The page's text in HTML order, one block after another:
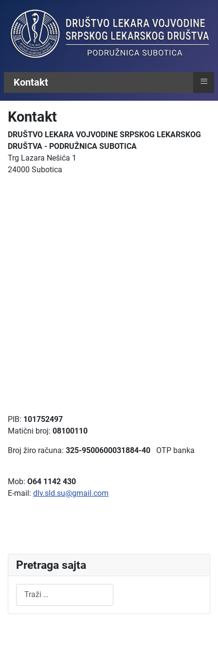
Kontakt ≡
Kontakt
DRUŠTVO LEKARA VOJVODINE SRPSKOG LEKARSKOG
DRUŠTVA - PODRUŽNICA SUBOTICA
Trg Lazara Nešića 1
24000 Subotica
PIB: 101752497
Matični broj: 08100110
Broj žiro računa: 325-9500600031884-40 OTP banka
Mob: O64 1142 430
E-mail: dlv.sld.su@gmail.com
Pretraga sajta
Pretraži